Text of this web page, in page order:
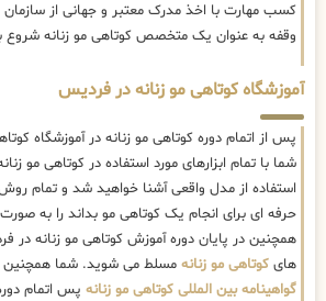
کسب مهارت با اخذ مدرک معتبر و جهانی از
وقفه به عنوان یک متخصص کوتاهی مو زنانه شروع
آموزشگاه کوتاهی مو زنانه در فردیس
پس از اتمام دوره کوتاهی مو زنانه در آموزشگاه
شما با تمام ابزارهای مورد استفاده در کوتاهی مو
استفاده از مدل واقعی آشنا خواهید شد و تمام
حرفه ای برای انجام یک کوتاهی مو بداند را به
همچنین در پایان دوره آموزش کوتاهی مو زنانه
های کوتاهی مو زنانه مسلط می شوید. شما همچنین
گواهینامه بین المللی کوتاهی مو زنانه پس اتمام